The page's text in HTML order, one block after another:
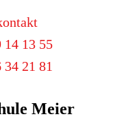
14 13 55
34 21 81
Meier